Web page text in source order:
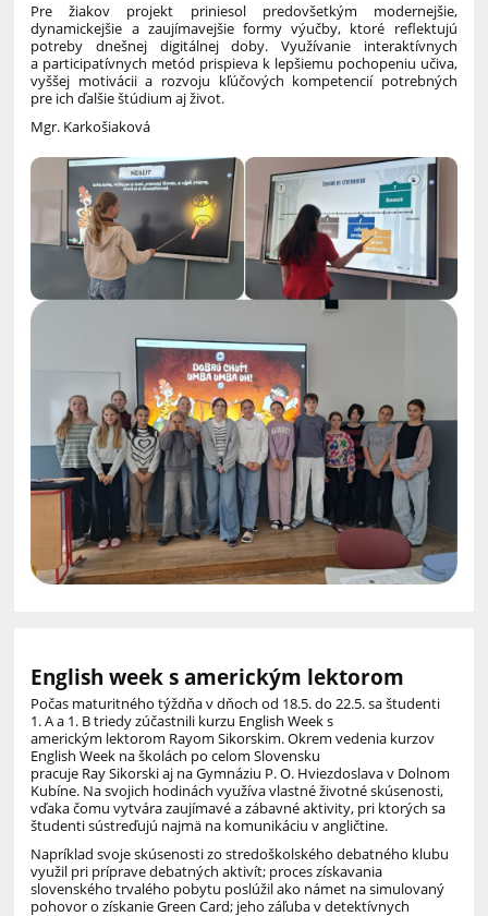
Pre žiakov projekt priniesol predovšetkým modernejšie,
dynamickejšie a zaujímavejšie formy výučby, ktoré reflektujú
potreby dnešnej digitálnej doby. Využívanie interaktívnych
a participatívnych metód prispieva k lepšiemu pochopeniu učiva,
vyššej motivácii a rozvoju kľúčových kompetencií potrebných
pre ich ďalšie štúdium aj život.
Mgr. Karkošiaková
English week s americkým lektorom
Počas maturitného týždňav dňoch od 18.5. do 22.5.saštudenti
1.Aa 1. Btriedyzúčastnili kurzu English Weeks
americkým lektorom Rayom Sikorskim. Okrem vedenia kurzov
English Week na školách po celom Slovensku
pracuje RaySikorskiaj na Gymnáziu P. O. Hviezdoslava v Dolnom
Kubíne. Nasvojich hodinách využíva vlastné životné skúsenosti,
vďaka čomu vytvára zaujímavé a zábavné aktivity, pri ktorých sa
študenti sústreďujú najmä na komunikáciu v angličtine.
Napríklad svoje skúsenosti zo stredoškolského debatného klubu
využil pri príprave debatných aktivít; proces získavania
slovenského trvalého pobytu poslúžil ako námet na simulovaný
pohovor o získanieGreen Card; jeho záľuba v detektívnych